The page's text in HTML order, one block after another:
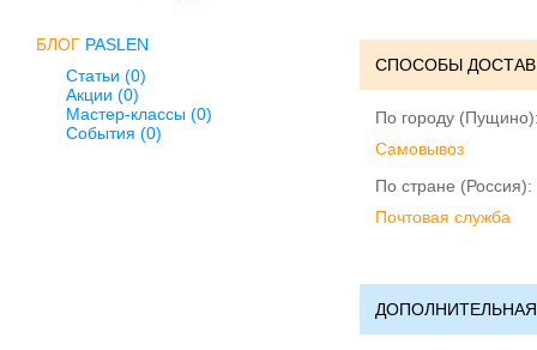
БЛОГ PASLEN
Статьи (0)
Акции (0)
Мастер-классы (0)
События (0)
СПОСОБЫ
По городу
Cамовывоз
По стране (Россия):
Почтовая служба